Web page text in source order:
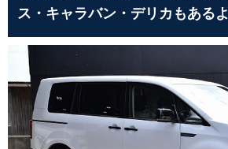
ス・キャラバン・デリカもあるよ